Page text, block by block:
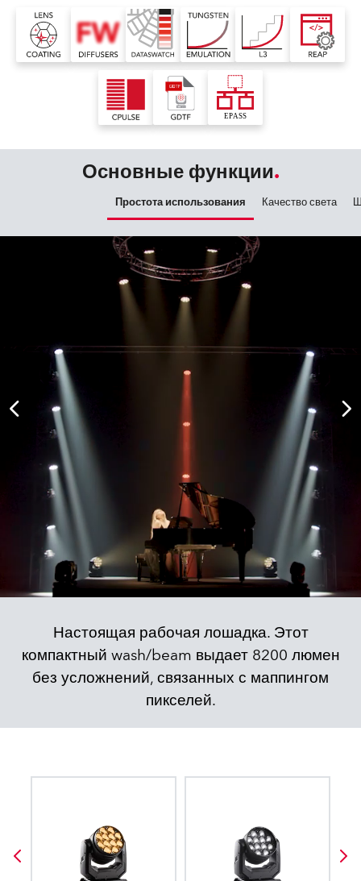
Основные функции
Простота использования Качество света
Настоящая рабочая лошадка. Этот
компактный wash/beam выдает 8200 люмен
без усложнений, связанных с маппингом
пикселей.